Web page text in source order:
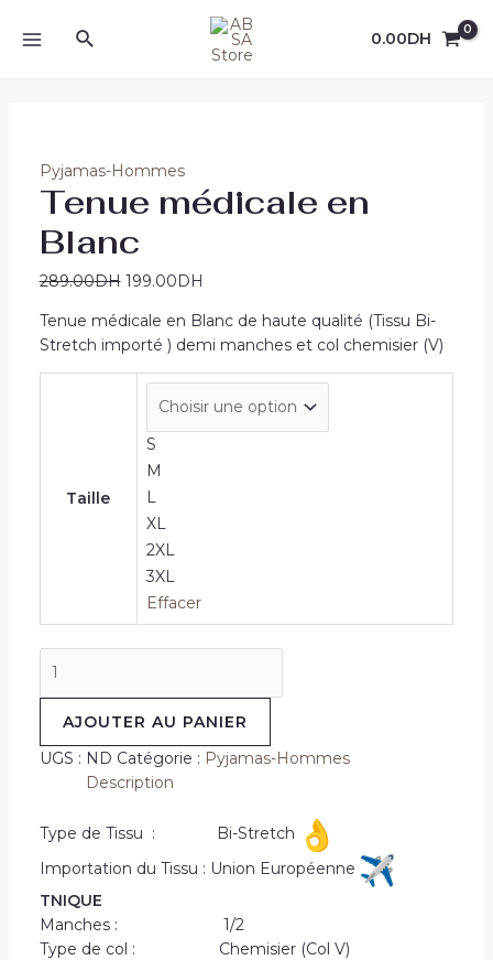
Rechercher 0.00DH
Promo !
Pyjamas-Hommes
Tenue médicale en
Blanc
289.00DH 199.00DH
Tenue médicale en Blanc de haute qualité (Tissu Bi-
Stretch importé ) demi manches et col chemisier (V)
Taille
S
M
L
XL
2XL
3XL
Effacer
de
médicale
en
AJOUTER AU PANIER
UGS : ND Catégorie : Pyjamas-Hommes
Description
Type de Tissu : Bi-Stretch
Importation du Tissu : Union Européenne
TNIQUE
Manches : 1/2
Type de col : Chemisier (Col V)
Promo !
Promo !
Promo !
Promo !
Promo !
Promo !